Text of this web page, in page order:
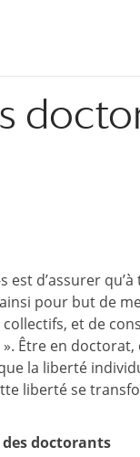
est d’assurer
pour but de
et de
Être en
la liberté
liberté se
des doctorants